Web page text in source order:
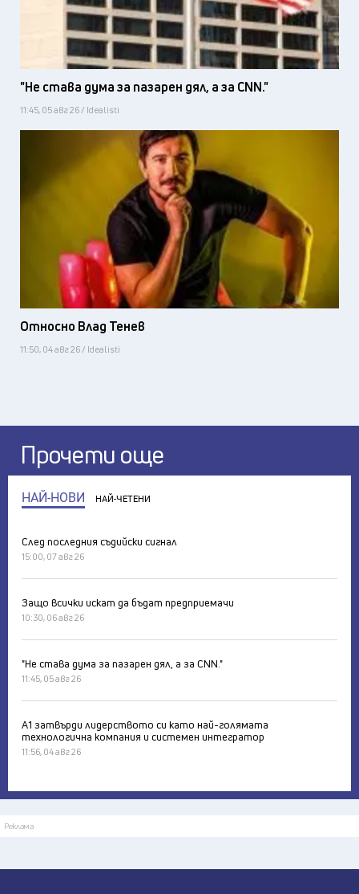
"Не става дума за пазарен дял, а за CNN."
11:45, 05 авг 26 / Idealisti
Относно Влад Тенев
11:50, 04 авг 26 / Idealisti
Прочети още
НАЙ-НОВИ НАЙ-ЧЕТЕНИ
След последния съдийски сигнал
15:00, 07 авг 26
Защо всички искат да бъдат предприемачи
10:30, 06 авг 26
"Не става дума за пазарен дял, а за CNN."
11:45, 05 авг 26
А1 затвърди лидерството си като най-голямата
технологична компания и системен интегратор
11:56, 04 авг 26
Реклама